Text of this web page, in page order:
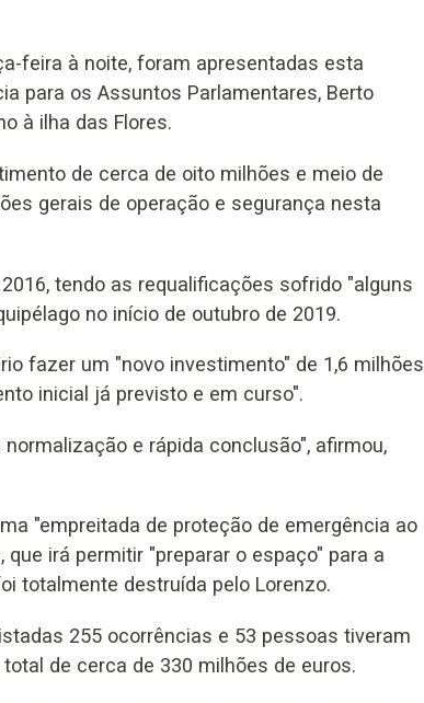
feira à noite, foram apresentadas esta
para os Assuntos Parlamentares, Berto
à ilha das Flores.
de cerca de oito milhões e meio de
gerais de operação e segurança nesta
tendo as requalificações sofrido "alguns
no início de outubro de 2019.
fazer um "novo investimento" de 1,6 milhões
inicial já previsto e em curso".
e rápida conclusão", afirmou,
"empreitada de proteção de emergência ao
irá permitir "preparar o espaço" para a
totalmente destruída pelo Lorenzo.
255 ocorrências e 53 pessoas tiveram
de cerca de 330 milhões de euros.